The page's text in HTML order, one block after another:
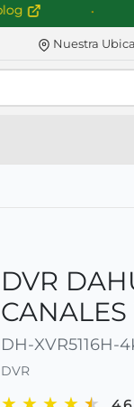
Nuestra
DVR
DH-XVR5116H-
DVR